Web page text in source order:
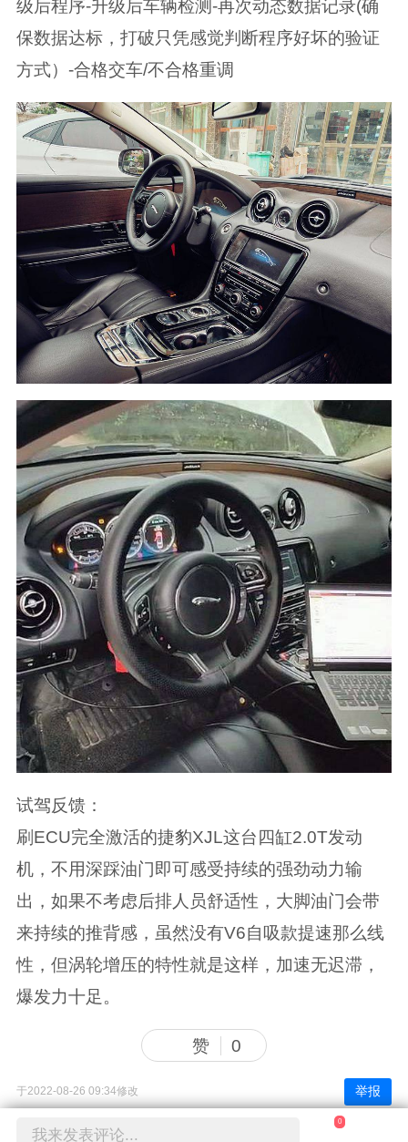
级后程序-升级后车辆检测-再次动态数据记录(确
保数据达标，打破只凭感觉判断程序好坏的验证
方式）-合格交车/不合格重调
试驾反馈：
刷ECU完全激活的捷豹XJL这台四缸2.0T发动
机，不用深踩油门即可感受持续的强劲动力输
出，如果不考虑后排人员舒适性，大脚油门会带
来持续的推背感，虽然没有V6自吸款提速那么线
性，但涡轮增压的特性就是这样，加速无迟滞，
爆发力十足。
赞 0
于2022-08-26 09:34修改 举报
我来发表评论...
0